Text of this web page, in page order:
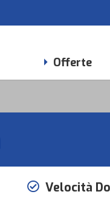
Offerte
Velocità